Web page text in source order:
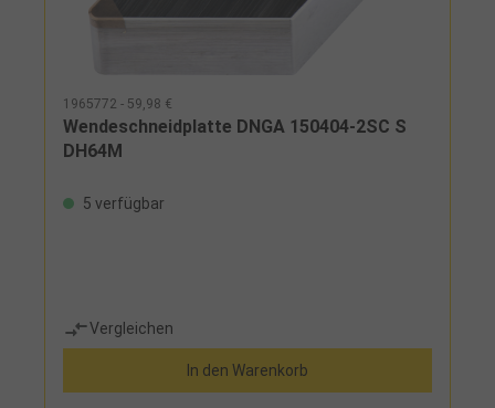
1965772 - 59,98 €
Wendeschneidplatte DNGA 150404-2SC S
DH64M
5 verfügbar
Vergleichen
In den Warenkorb